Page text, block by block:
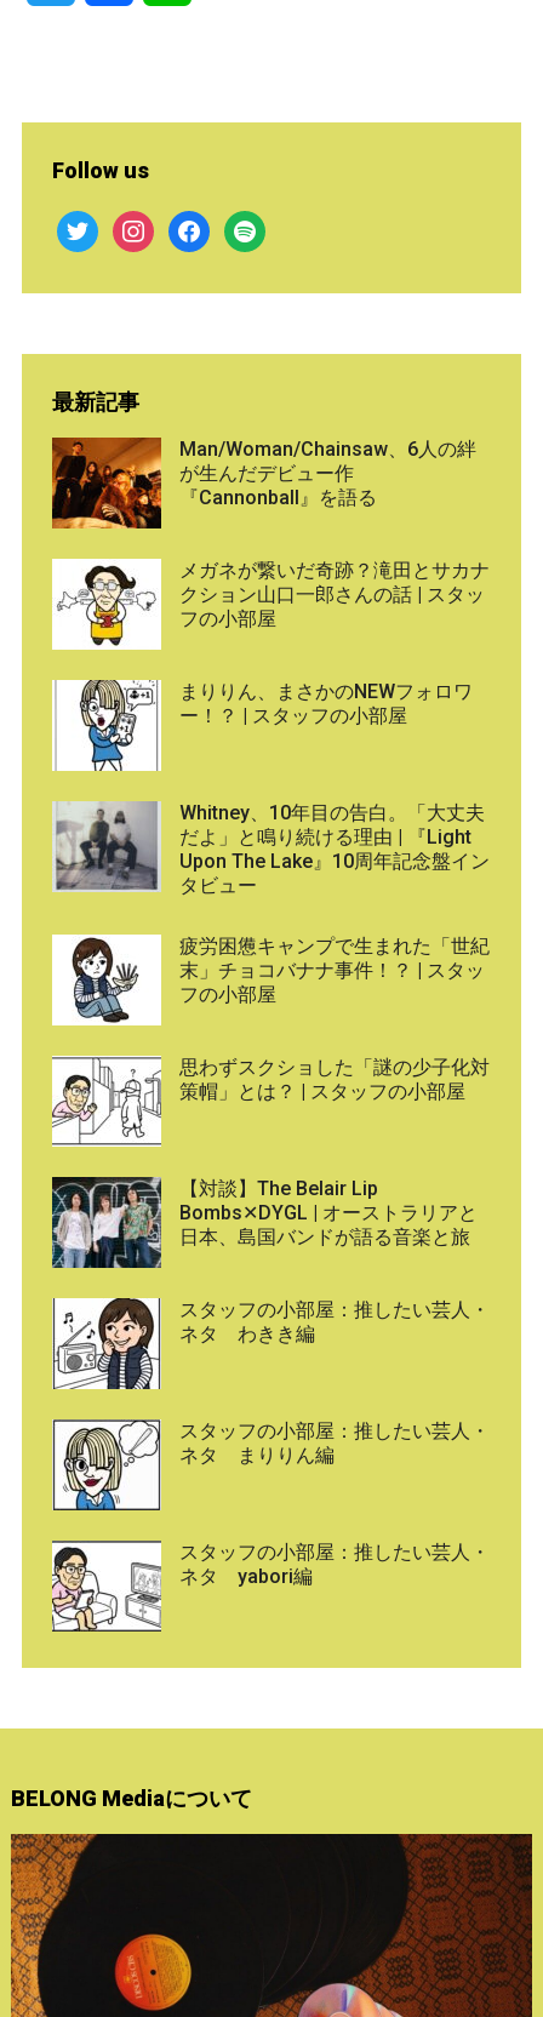
Follow us
twitter instagramfacebook
spotify
最新記事
Man/Woman/Chainsaw、6人の絆
が生んだデビュー作
『Cannonball』を語る
メガネが繋いだ奇跡？滝田とサカナ
クション山口一郎さんの話 | スタッ
フの小部屋
まりりん、まさかのNEWフォロワ
ー！？ | スタッフの小部屋
Whitney、10年目の告白。「大丈夫
だよ」と鳴り続ける理由 | 『Light
Upon The Lake』10周年記念盤イン
タビュー
疲労困憊キャンプで生まれた「世紀
末」チョコバナナ事件！？ | スタッ
フの小部屋
思わずスクショした「謎の少子化対
策帽」とは？ | スタッフの小部屋
【対談】The Belair Lip
Bombs✕DYGL | オーストラリアと
日本、島国バンドが語る音楽と旅
スタッフの小部屋：推したい芸人・
ネタ わきき編
スタッフの小部屋：推したい芸人・
ネタ まりりん編
スタッフの小部屋：推したい芸人・
ネタ yabori編
BELONG Mediaについて